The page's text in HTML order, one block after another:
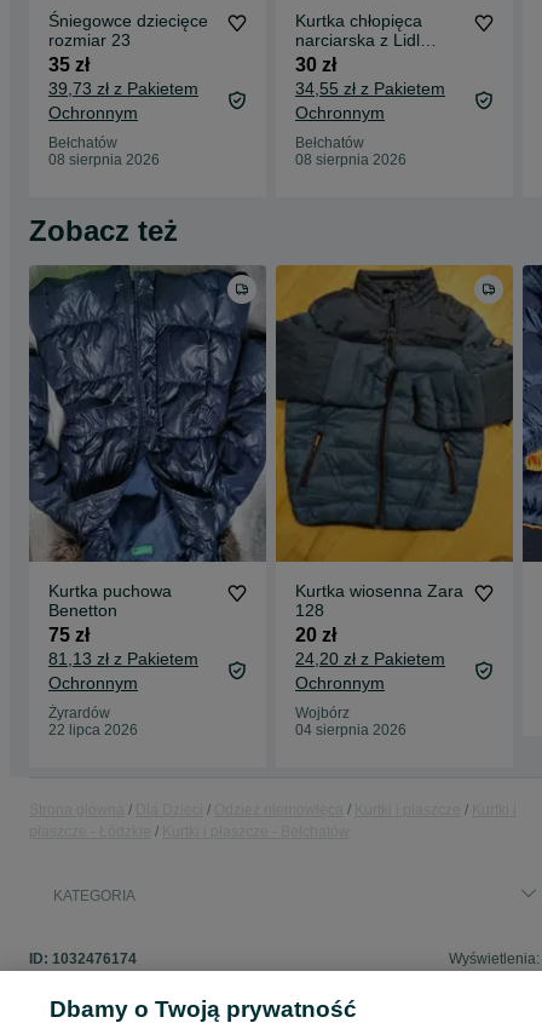
Śniegowce dziecięce
rozmiar 23
35 zł
39,73 zł z Pakietem
Ochronnym
Bełchatów
08 sierpnia 2026
Kurtka chłopięca
narciarska z Lidl
rozmiar 86/92
30 zł
34,55 zł z Pakietem
Ochronnym
Bełchatów
08 sierpnia 2026
Zobacz też
Kurtka puchowa
Benetton
75 zł
81,13 zł z Pakietem
Ochronnym
Żyrardów
22 lipca 2026
Kurtka wiosenna Zara
128
20 zł
24,20 zł z Pakietem
Ochronnym
Wojbórz
04 sierpnia 2026
KATEGORIA
ID: 1032476174 Wyświetlenia:
Dbamy o Twoją prywatność